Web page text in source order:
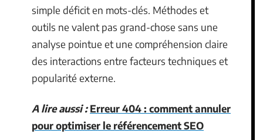
simple déficit en mots-clés. Méthodes et
outils ne valent pas grand-chose sans une
analyse pointue et une compréhension claire
des interactions entre facteurs techniques et
popularité externe.
A lire aussi : Erreur 404 : comment annuler
pour optimiser le référencement SEO